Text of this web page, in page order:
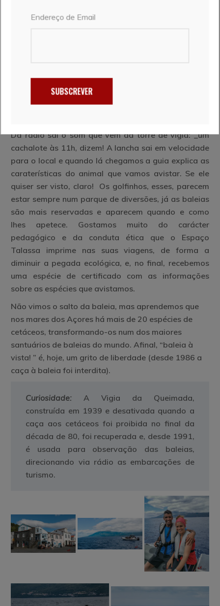
Da radio sai o som que vem da torre de vigia: _um
cachalote às 11h, dizem! A lancha sai em velocidade
para o local e quando lá chegamos a guia explica as
caraterísticas do animal que vamos avistar. Se ele
quiser ser visto, claro! Os golfinhos, esses, parecem
estar sempre num parque de diversões, já as baleias
são mais reservadas e aparecem quando e como
lhes apetece. Gostamos muito do carácter
pedagógico e da conduta ética que o Espaço
Talassa imprime nas suas viagens, de forma a
diminuir a pegada ecológica, e, no final, recebemos
uma espécie de certificado com as informações
sobre as espécies que avistamos.
Não vimos o salto da baleia, mas aprendemos que
nos mares dos Açores há mais de 20 espécies de
cetáceos, transformando-os num dos maiores
santuários de baleias do mundo. Afinal, “baleia à
vista! ” é, hoje, um grito de liberdade (desde 1986 a
caça à baleia foi interdita).
Curiosidade: A Vigia da Queimada,
construída em 1939 e desativada quando a
caça aos cetáceos foi proibida no final da
década de 80, foi recuperada e, desde 1991,
é usada para observação das baleias,
direcionando via rádio as embarcações de
turismo.
Endereço de Email
SUBSCREVER